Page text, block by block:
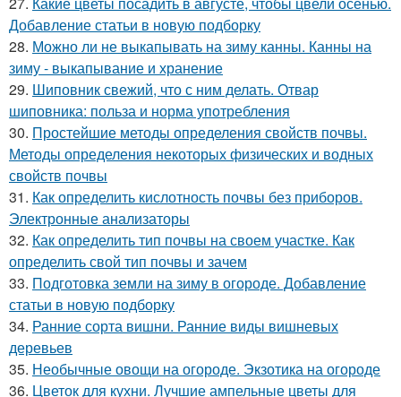
Добавление статьи в новую подборку
28. Можно ли не выкапывать на зиму канны. Канны на
зиму - выкапывание и хранение
29. Шиповник свежий, что с ним делать. Отвар
шиповника: польза и норма употребления
30. Простейшие методы определения свойств почвы.
Методы определения некоторых физических и водных
свойств почвы
31. Как определить кислотность почвы без приборов.
Электронные анализаторы
32. Как определить тип почвы на своем участке. Как
определить свой тип почвы и зачем
33. Подготовка земли на зиму в огороде. Добавление
статьи в новую подборку
34. Ранние сорта вишни. Ранние виды вишневых
деревьев
35. Необычные овощи на огороде. Экзотика на огороде
36. Цветок для кухни. Лучшие ампельные цветы для